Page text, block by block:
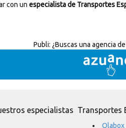
con un especialista de Transportes
Publi: ¿Buscas una agencia
especialistas Transportes
Olabox